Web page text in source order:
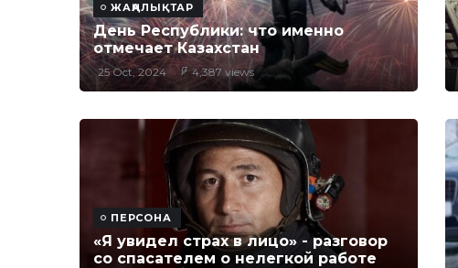
ЖАҢАЛЫҚТАР
День Республики: что именно
отмечает Казахстан
25 Oct, 2024 4,387 views
ПЕРСОНА
«Я увидел страх в лицо» - разговор
со спасателем о нелегкой работе